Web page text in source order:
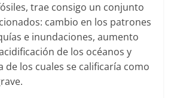
trae consigo un conjunto
cambio en los patrones
e inundaciones, aumento
de los océanos y
de los cuales se calificaría como